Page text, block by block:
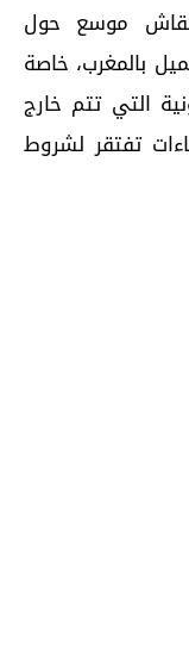
موسع حول
بالمغرب، خاصة
التي تتم خارج
تفتقر لشروط